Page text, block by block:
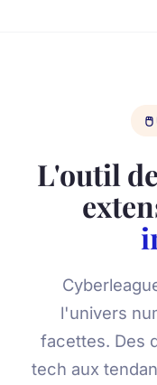
🖱️
L'outil
l'univers
facettes. Des
tech aux